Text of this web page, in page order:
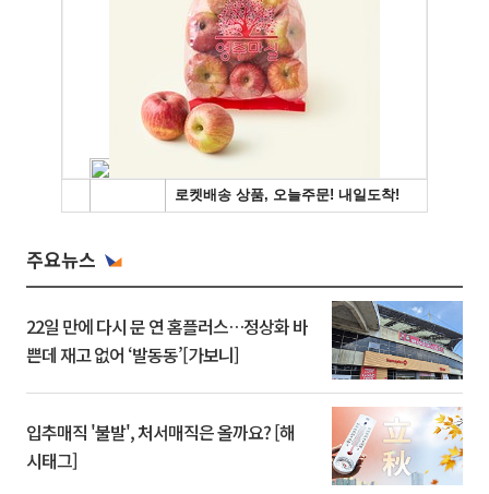
주요뉴스
22일 만에 다시 문 연 홈플러스…정상화 바
쁜데 재고 없어 ‘발동동’[가보니]
입추매직 '불발', 처서매직은 올까요? [해
시태그]